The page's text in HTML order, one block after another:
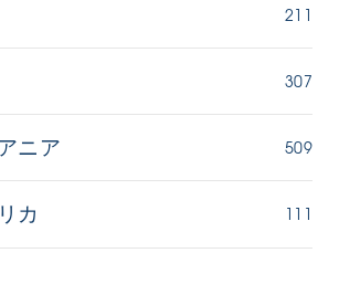
211
307
ニア 509
カ 111